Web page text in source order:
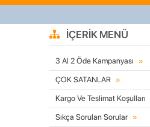
İÇERIK MENÜ
3 Al 2 Öde Kampanyası
ÇOK SATANLAR
Kargo Ve Teslimat Koşulları
Sıkça Sorulan Sorular